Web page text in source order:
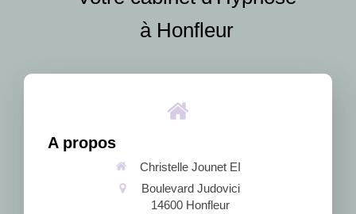
à Honfleur
A propos
Christelle Jounet EI
Boulevard Judovici
14600 Honfleur